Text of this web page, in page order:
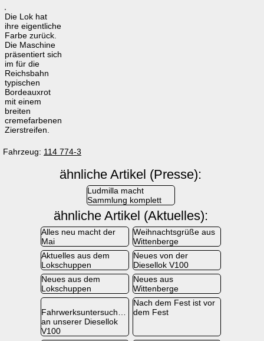
Die Lok hat
ihre eigentliche
Farbe zurück.
Die Maschine
präsentiert sich
im für die
Reichsbahn
typischen
Bordeauxrot
mit einem
breiten
cremefarbenen
Zierstreifen.
Fahrzeug: 114 774-3
ähnliche Artikel (Presse):
Ludmilla macht
Sammlung komplett
ähnliche Artikel (Aktuelles):
Alles neu macht der
Mai
Weihnachtsgrüße aus
Wittenberge
Aktuelles aus dem
Lokschuppen
Neues von der
Diesellok V100
Neues aus dem
Lokschuppen
Neues aus
Wittenberge
Fahrwerksuntersuchung
an unserer Diesellok
V100
Nach dem Fest ist vor
dem Fest